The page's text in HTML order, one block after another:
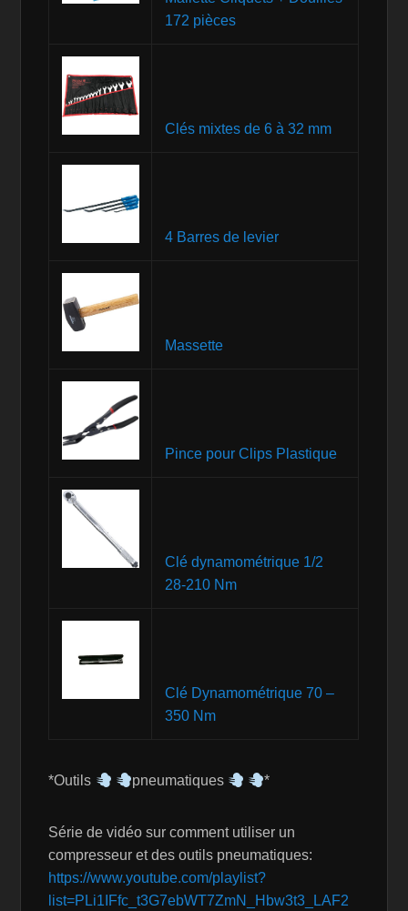
172 pièces
Clés mixtes de 6 à 32 mm
4 Barres de levier
Massette
Pince pour Clips Plastique
Clé dynamométrique 1/2
28-210 Nm
Clé Dynamométrique 70 –
350 Nm
*Outils pneumatiques *
Série de vidéo sur comment utiliser un
compresseur et des outils pneumatiques:
https://www.youtube.com/playlist?
list=PLi1IFfc_t3G7ebWT7ZmN_Hbw3t3_LAF2